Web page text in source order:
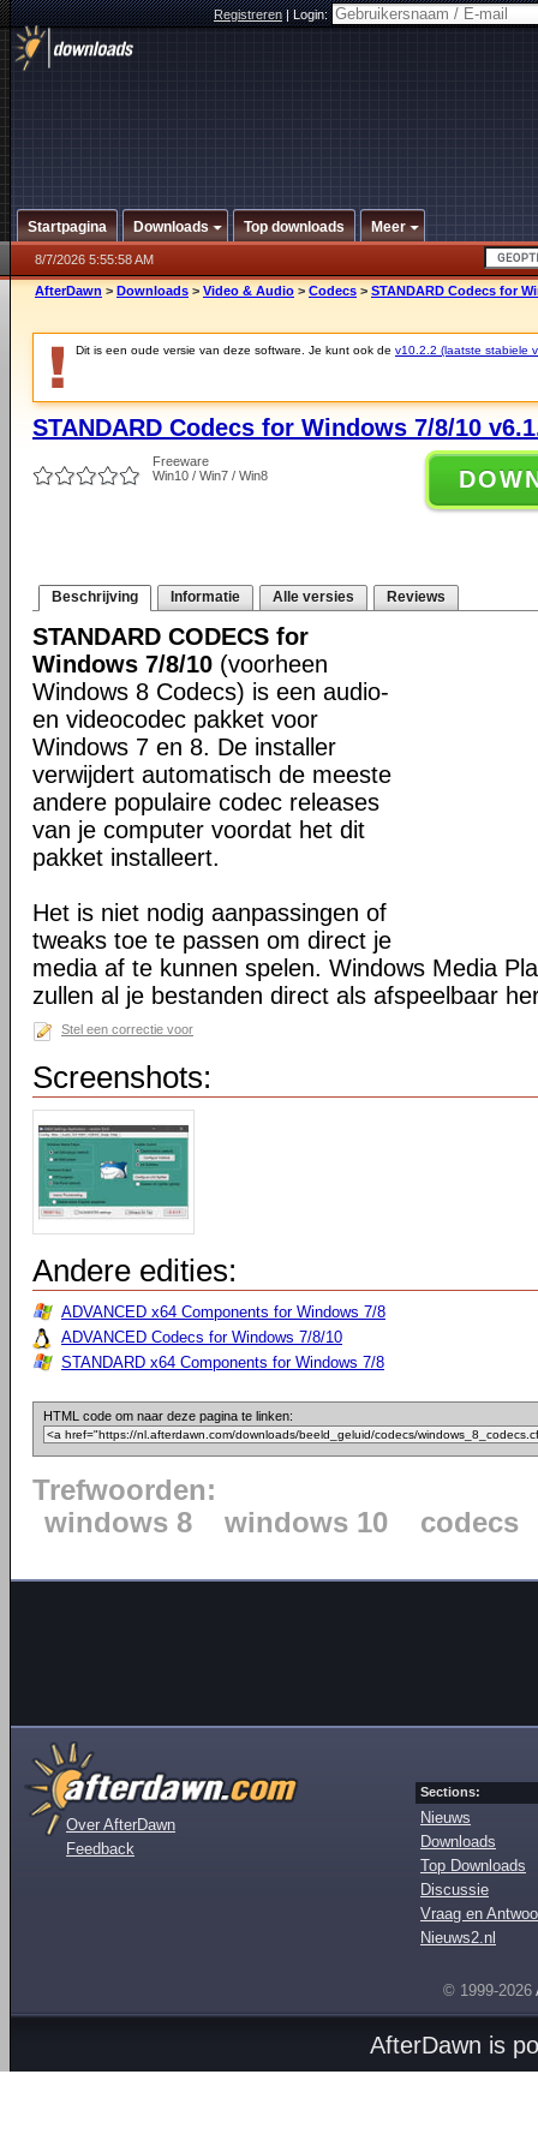
Registreren|Login:
Startpagina Downloads Top downloads Meer
8/7/2026 5:55:58 AM
AfterDawn > Downloads > Video & Audio > Codecs > STANDARD Codecs for
Dit is een oude versie van deze software. Je kunt ook de v10.2.2 (laatste stabiele
STANDARD Codecs for Windows 7/8/10
Freeware
Win10 / Win7 / Win8
Beschrijving Informatie Alle versies Reviews
STANDARD CODECS for
Windows 7/8/10 (voorheen
Windows 8 Codecs) is een audio-
en videocodec pakket voor
Windows 7 en 8. De installer
verwijdert automatisch de meeste
andere populaire codec releases
van je computer voordat het dit
pakket installeert.
Het is niet nodig aanpassingen of
tweaks toe te passen om direct je
media af te kunnen spelen. Windows Media
zullen al je bestanden direct als afspeelbaar
Stel een correctie voor
Screenshots:
Andere edities:
ADVANCED x64 Components for Windows 7/8
ADVANCED Codecs for Windows 7/8/10
STANDARD x64 Components for Windows 7/8
HTML code om naar deze pagina te linken:
Trefwoorden:
windows 8
windows 10 codecs
Over AfterDawn
Feedback
Sections:
Nieuws
Downloads
Top Downloads
Discussie
Vraag en
Nieuws2.nl
© 1999-2026
AfterDawn is